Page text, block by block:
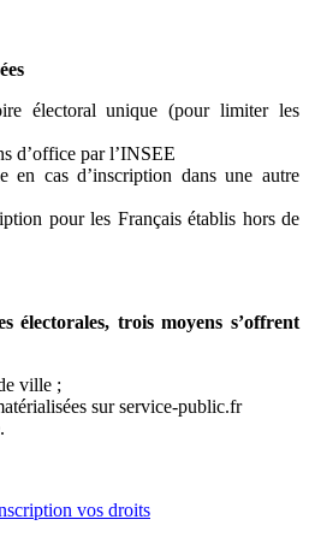
électoral unique (pour limiter les
d’office par l’INSEE
en cas d’inscription dans une autre
pour les Français établis hors de
électorales, trois moyens s’offrent
ville ;
sur service-public.fr
vos droits